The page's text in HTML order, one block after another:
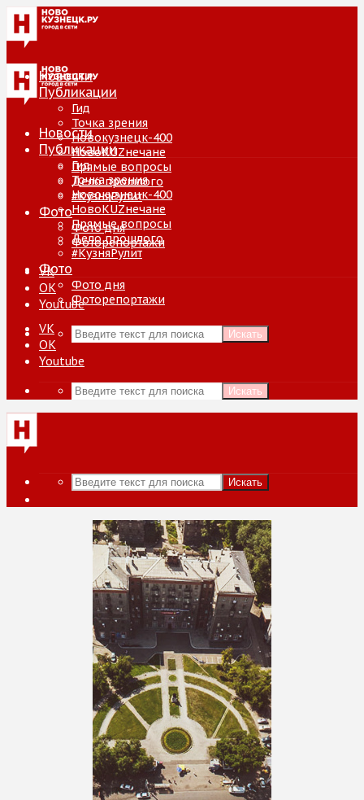
Новости
Публикации
Гид
Точка зрения
Новокузнецк-400
НовоKUZнечане
Прямые вопросы
Дело прошлого
#КузняРулит
Фото
Фото дня
Фоторепортажи
VK
ОК
Youtube
Искать
Новости
Публикации
Гид
Точка зрения
Новокузнецк-400
НовоKUZнечане
Прямые вопросы
Дело прошлого
#КузняРулит
Фото
Фото дня
Фоторепортажи
VK
ОК
Youtube
Искать
Искать